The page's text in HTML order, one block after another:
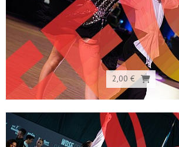
2,00 €